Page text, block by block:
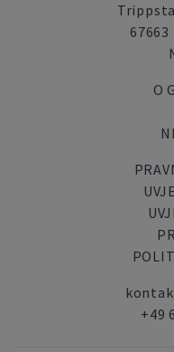
O
+49